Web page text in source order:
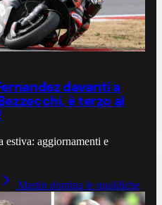
davanti a
è terzo al
estiva: aggiornamenti e
Martin domina le qualifiche